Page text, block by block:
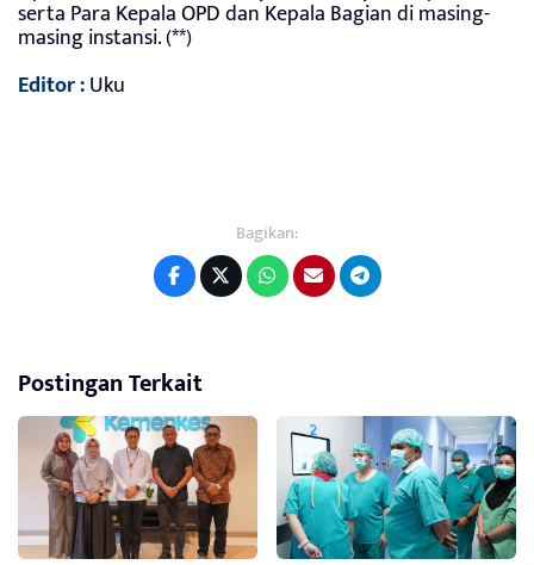
serta Para Kepala OPD dan Kepala Bagian di masing-
masing instansi. (**)
Editor :Uku
Bagikan:
Postingan Terkait